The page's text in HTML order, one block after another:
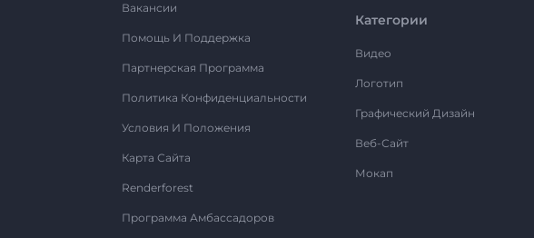
Вакансии
Помощь И Поддержка
Партнерская Программа
Политика Конфиденциальности
Условия И Положения
Карта Сайта
Renderforest
Программа Амбассадоров
Категории
Видео
Логотип
Графический Дизайн
Веб-Сайт
Мокап